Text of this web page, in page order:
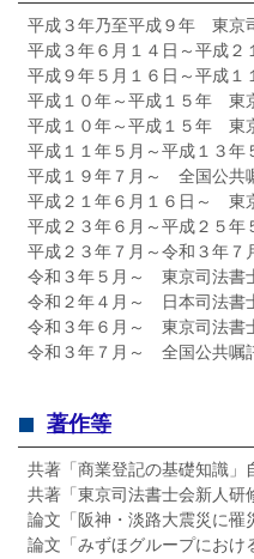
平成３年乃至平成９年 東京
平成３年６月１４日～平成
平成９年５月１６日～平成
平成１０年～平成１５年 東
平成１０年～平成１５年 東
平成１１年５月～平成１３
平成１９年７月～ 全国公共
平成２１年６月１６日～ 東
平成２３年６月～平成２５
平成２３年７月～令和３年
令和３年５月～ 東京司法書
令和２年４月～ 日本司法書
令和３年６月～ 東京司法書
令和３年７月～ 全国公共嘱
著作等
共著「商業登記の基礎知識」
共著「東京司法書士会新人
論文「阪神・淡路大震災に罹
論文「みずほグループにおけ